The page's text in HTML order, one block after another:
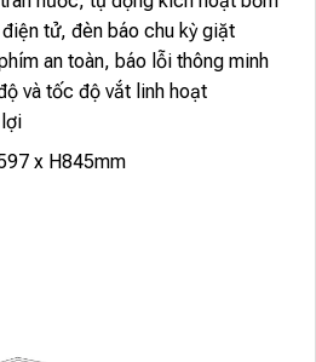
tử, đèn báo chu kỳ giặt
an toàn, báo lỗi thông minh
và tốc độ vắt linh hoạt
x H845mm